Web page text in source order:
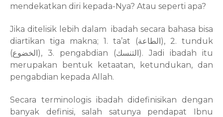
mendekatkan diri kepada-Nya? Atau seperti apa?
Jika ditelisik lebih dalam ibadah secara bahasa bisa
diartikan tiga makna; 1. ta’at (الطاعة ), 2. tunduk
(الخضوع ), 3. pengabdian (التنسك ). Jadi ibadah itu
merupakan bentuk ketaatan, ketundukan, dan
pengabdian kepada Allah.
Secara terminologis ibadah didefinisikan dengan
banyak definisi, salah satunya pendapat Ibnu